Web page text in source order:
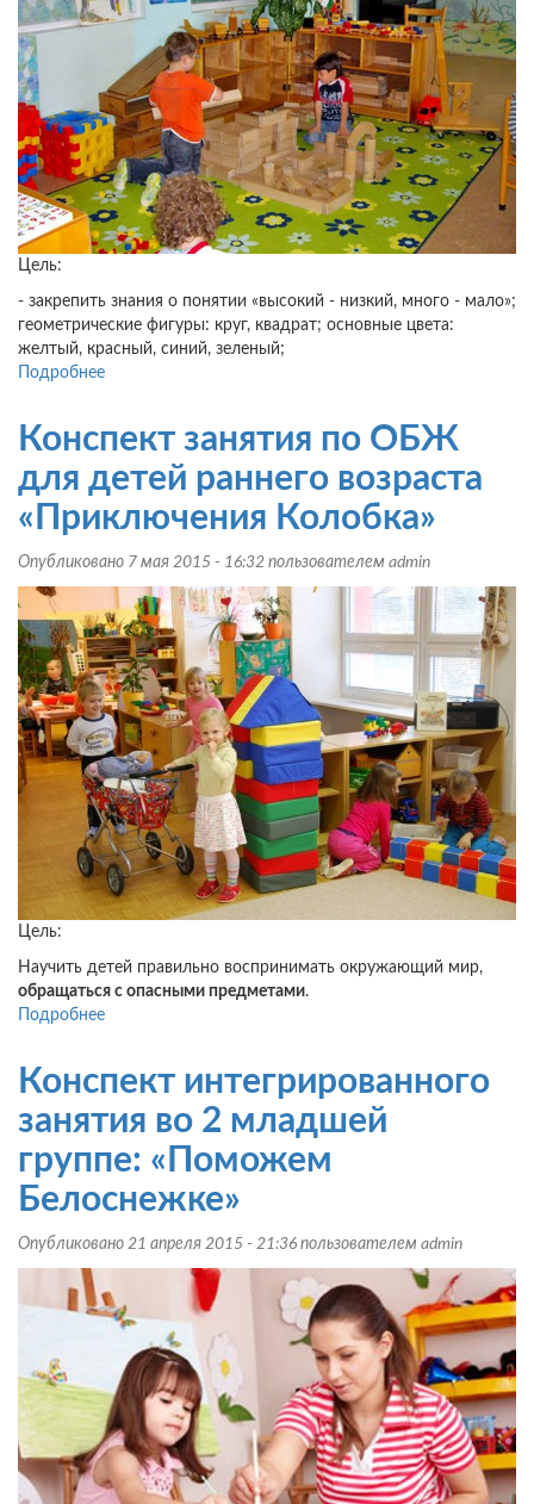
Цель:
- закрепить знания о понятии «высокий - низкий, много - мало»;
геометрические фигуры: круг, квадрат; основные цвета:
желтый, красный, синий, зеленый;
Подробнее
младшей
группе:
«В
у
Мишки»
Конспект занятия по ОБЖ
для детей раннего возраста
«Приключения Колобка»
Опубликовано 7 мая 2015 - 16:32 пользователем admin
Цель:
Научить детей правильно воспринимать окружающий мир,
обращаться с опасными предметами.
Подробнее
по
ОБЖ
для
детей
возраста
Колобка»
Конспект интегрированного
занятия во 2 младшей
группе: «Поможем
Белоснежке»
Опубликовано 21 апреля 2015 - 21:36 пользователем admin